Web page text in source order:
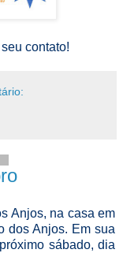
contato!
Anjos, na casa em
dos Anjos. Em sua
sábado, dia